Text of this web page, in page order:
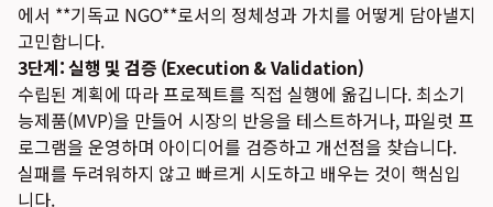
에서 **기독교 NGO**로서의 정체성과 가치를 어떻게 담아낼지
고민합니다.
3단계: 실행 및 검증 (Execution & Validation)
수립된 계획에 따라 프로젝트를 직접 실행에 옮깁니다. 최소기
능제품(MVP)을 만들어 시장의 반응을 테스트하거나, 파일럿 프
로그램을 운영하며 아이디어를 검증하고 개선점을 찾습니다.
실패를 두려워하지 않고 빠르게 시도하고 배우는 것이 핵심입
니다.